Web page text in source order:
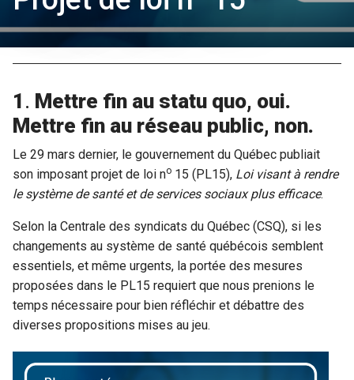
1 . Mettre fin au statu quo, oui.
Mettre fin au réseau public, non.
Le 29 mars dernier, le gouvernement du Québec publiait
son imposant projet de loi no 15 (PL15), Loi visant à rendre
le système de santé et de services sociaux plus efficace.
Selon la Centrale des syndicats du Québec (CSQ), si les
changements au système de santé québécois semblent
essentiels, et même urgents, la portée des mesures
proposées dans le PL15 requiert que nous prenions le
temps nécessaire pour bien réfléchir et débattre des
diverses propositions mises au jeu.